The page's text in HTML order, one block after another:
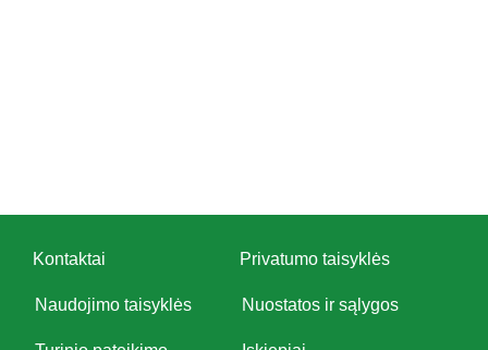
Kontaktai Privatumo taisyklės
Naudojimo taisyklės Nuostatos ir sąlygos